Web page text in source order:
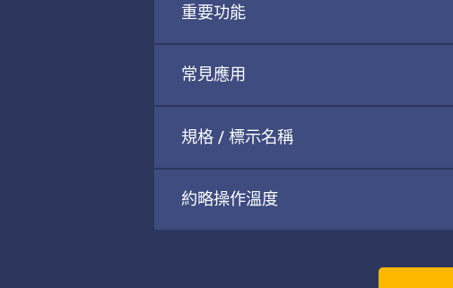
重要功能
常見應用
規格 / 標示名稱
約略操作溫度